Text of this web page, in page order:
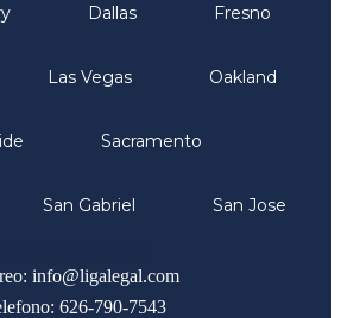
Dallas Fresno
Las Vegas Oakland
Sacramento
San Gabriel San Jose
info@ligalegal.com
626-790-7543